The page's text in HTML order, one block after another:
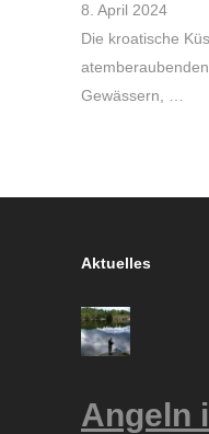
8. April 2024
Die kroatische
Gewässern, …
Aktuelles
Angeln